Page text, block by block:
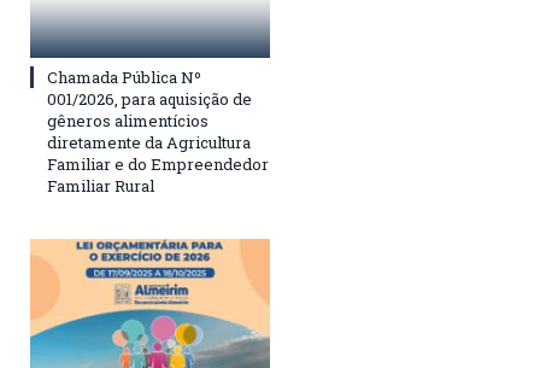
Chamada Pública Nº
001/2026, para aquisição de
gêneros alimentícios
diretamente da Agricultura
Familiar e do Empreendedor
Familiar Rural